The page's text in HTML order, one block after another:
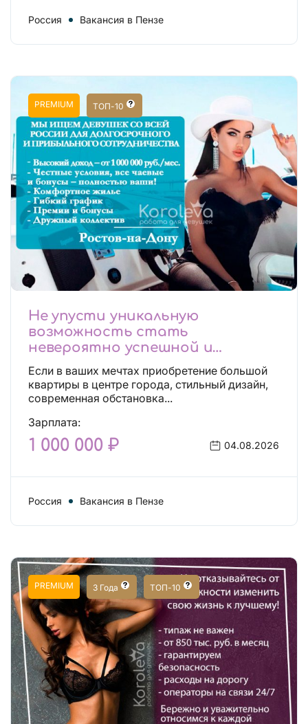
Россия Вакансия в Пензе
PREMIUM ТОП-10
Не упусти уникальную
возможность стать
невероятно успешной и
независимой!
Если в ваших мечтах приобретение большой
квартиры в центре города, стильный дизайн,
современная обстановка...
Зарплата:
1 000 000 ₽ 04.08.2026
Россия Вакансия в Пензе
PREMIUM 3 Года ТОП-10